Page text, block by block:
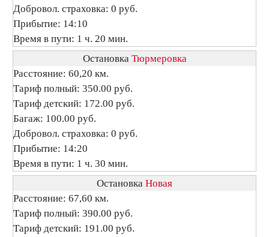
Добровол. страховка: 0 руб.
Прибытие: 14:10
Время в пути: 1 ч. 20 мин.
Остановка Тюрмеровка
Расстояние: 60,20 км.
Тариф полный: 350.00 руб.
Тариф детский: 172.00 руб.
Багаж: 100.00 руб.
Добровол. страховка: 0 руб.
Прибытие: 14:20
Время в пути: 1 ч. 30 мин.
Остановка Новая
Расстояние: 67,60 км.
Тариф полный: 390.00 руб.
Тариф детский: 191.00 руб.